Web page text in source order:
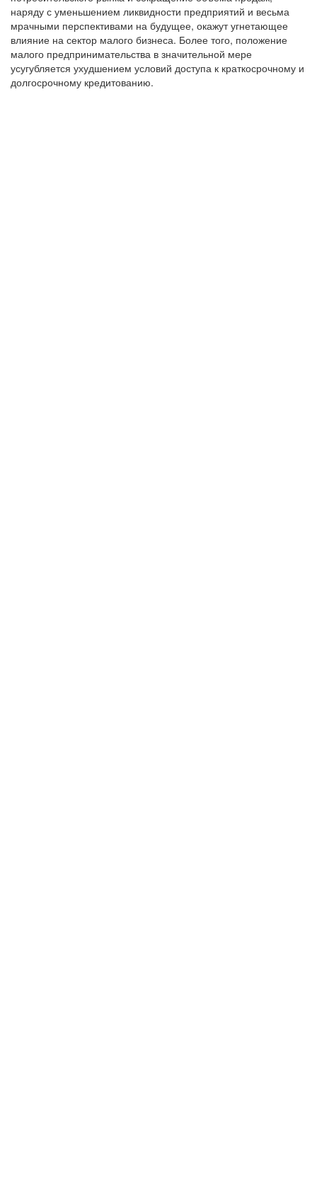
наряду с уменьшением ликвидности предприятий и весьма
мрачными перспективами на будущее, окажут угнетающее
влияние на сектор малого бизнеса. Более того, положение
малого предпринимательства в значительной мере
усугубляется ухудшением условий доступа к краткосрочному и
долгосрочному кредитованию.